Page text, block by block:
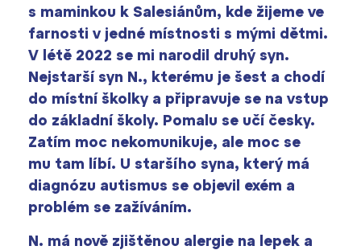
s maminkou k Salesiánům, kde žijeme ve
farnosti v jedné místnosti s mými dětmi.
V létě 2022 se mi narodil druhý syn.
Nejstarší syn N., kterému je šest a chodí
do místní školky a připravuje se na vstup
do základní školy. Pomalu se učí česky.
Zatím moc nekomunikuje, ale moc se
mu tam líbí. U staršího syna, který má
diagnózu autismus se objevil exém a
problém se zažíváním.
N. má nově zjištěnou alergie na lepek a